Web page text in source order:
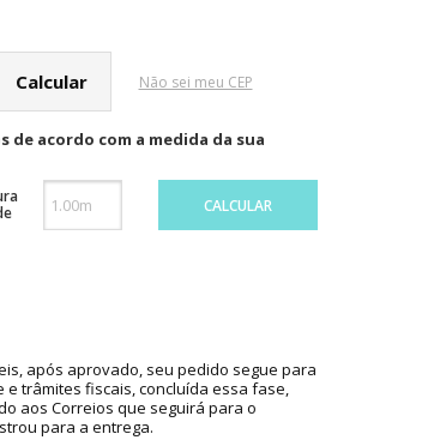
Não sei meu CEP
de acordo com a medida da sua
CALCULAR
após aprovado, seu pedido segue para
trâmites fiscais, concluída essa fase,
aos Correios que seguirá para o
para a entrega.